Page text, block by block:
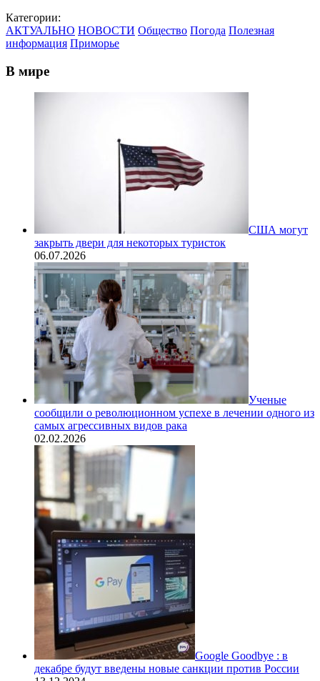
Категории:
АКТУАЛЬНО НОВОСТИ Общество Погода Полезная
информация Приморье
В мире
США могут
закрыть двери для некоторых туристок
06.07.2026
Ученые
сообщили о революционном успехе в лечении одного из
самых агрессивных видов рака
02.02.2026
Google Goodbye : в
декабре будут введены новые санкции против России